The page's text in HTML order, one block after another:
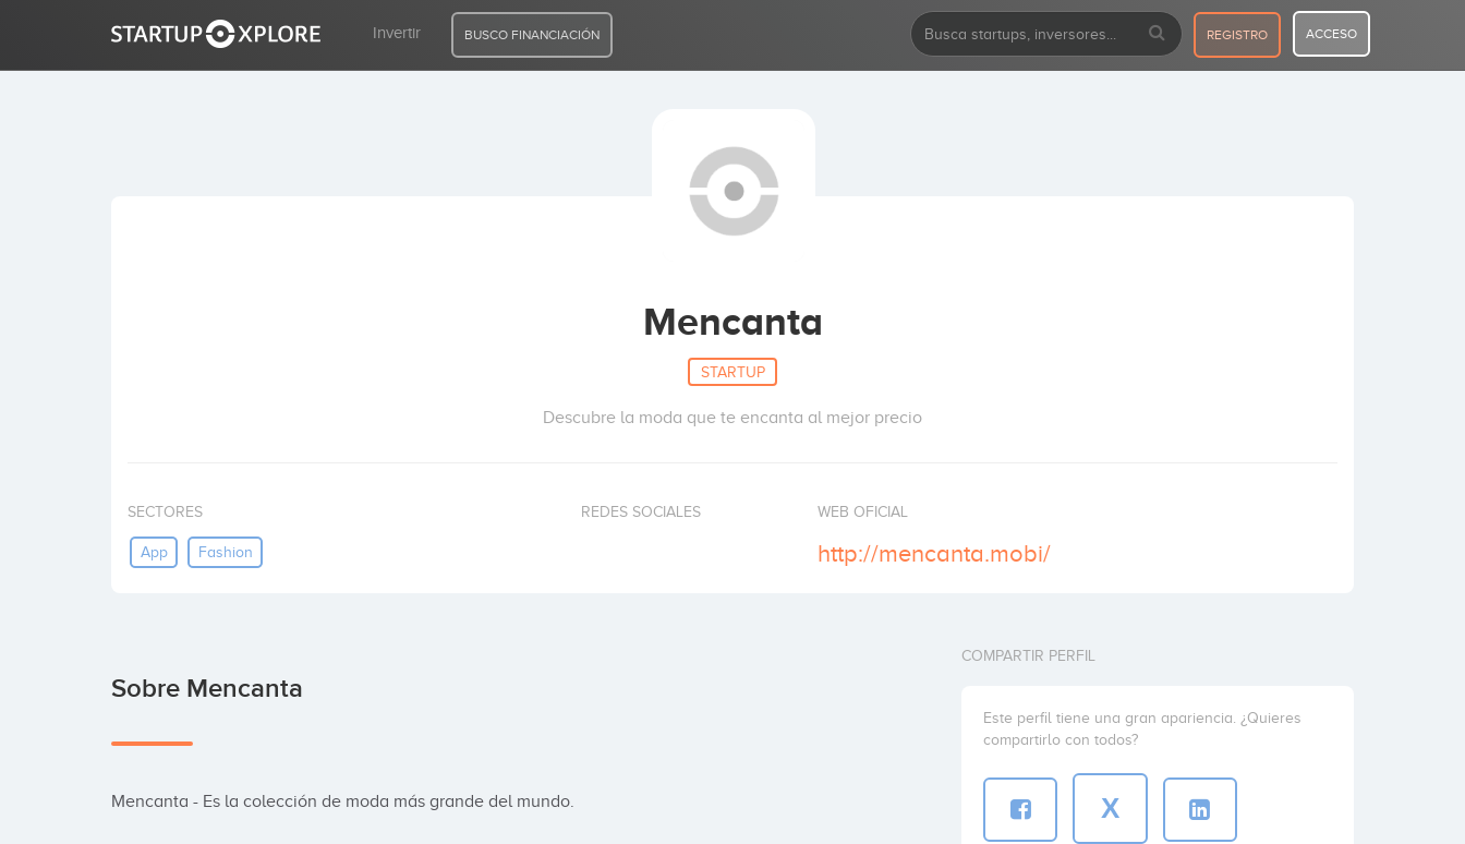
Invertir BUSCO FINANCIACIÓN REGISTRO ACCESO
Mencanta
STARTUP
Descubre la moda que te encanta al mejor precio
SECTORES
App Fashion
REDES SOCIALES WEB OFICIAL
http://mencanta.mobi/
Sobre Mencanta
Mencanta - Es la colección de moda más grande del mundo.
COMPARTIR PERFIL
Este perfil tiene una gran apariencia. ¿Quieres
compartirlo con todos?
X